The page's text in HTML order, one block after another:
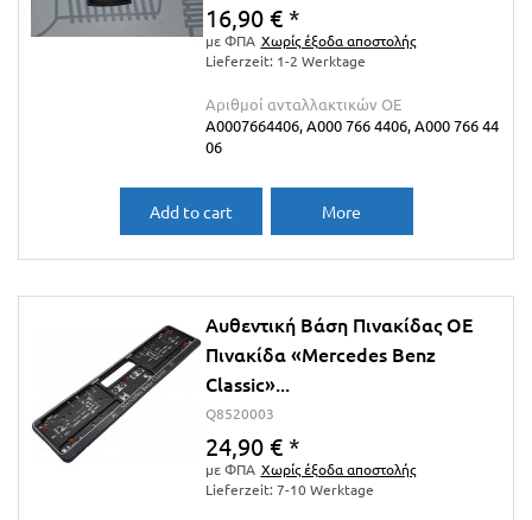
16,90 € *
με ΦΠΑ Χωρίς έξοδα αποστολής
Lieferzeit: 1-2 Werktage
Αριθμοί ανταλλακτικών ΟΕ
A0007664406, A000 766 4406, A000 766 44
06
Add to cart More
Αυθεντική Βάση Πινακίδας OE
Πινακίδα «Mercedes Benz
Classic»...
Q8520003
24,90 € *
με ΦΠΑ Χωρίς έξοδα αποστολής
Lieferzeit: 7-10 Werktage